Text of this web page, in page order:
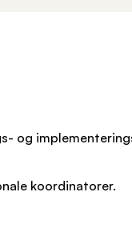
og
koordinatorer.